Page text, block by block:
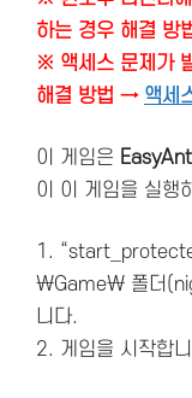
하는 경우 해결 방
※ 액세스 문제가
해결 방법 → 액세
이 게임은
이 이 게임을 실행
1.
\Game\ 폴더
니다.
2. 게임을 시작합